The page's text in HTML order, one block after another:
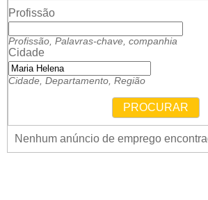
Profissão
Profissão, Palavras-chave, companhia
Cidade
Cidade, Departamento, Região
PROCURAR
Nenhum anúncio de emprego